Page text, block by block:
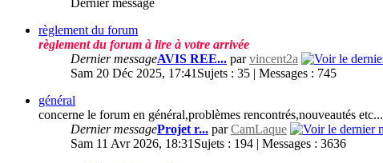
Dernier message
règlement du forum
règlement du forum à lire à votre arrivée
Dernier messageAVIS REE... parvincent2a
Sam 20 Déc 2025, 17:41 Sujets : 35 | Messages : 745
général
concerne le forum en général,problèmes rencontrés,nouveautés etc...
Dernier messageProjet r... parCamLaque
Sam 11 Avr 2026, 18:31 Sujets : 194 | Messages : 3636